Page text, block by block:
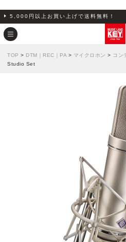
5,000円以上お買い上げで送料無料！
TOP > DTM｜REC｜PA > マイクロホン > コン
Studio Set